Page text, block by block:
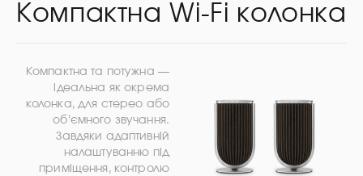
Компактна Wi-Fi колонка
Компактна та потужна —
ідеальна як окрема
колонка, для стерео або
об’ємного звучання.
Завдяки адаптивній
налаштуванню під
приміщення, контролю